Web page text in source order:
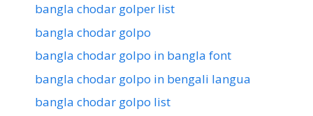
bangla chodar golper list
bangla chodar golpo
bangla chodar golpo in bangla font
bangla chodar golpo in bengali langua
bangla chodar golpo list